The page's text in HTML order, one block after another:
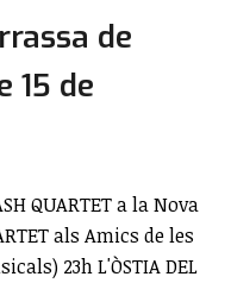
de
15 de
QUARTET a la Nova
als Amics de les
23h L'ÒSTIA DEL